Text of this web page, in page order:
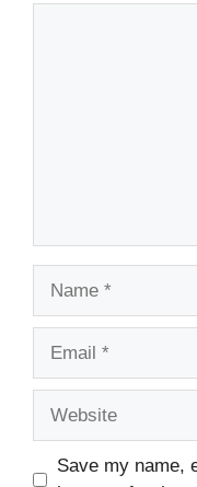
Save my name,